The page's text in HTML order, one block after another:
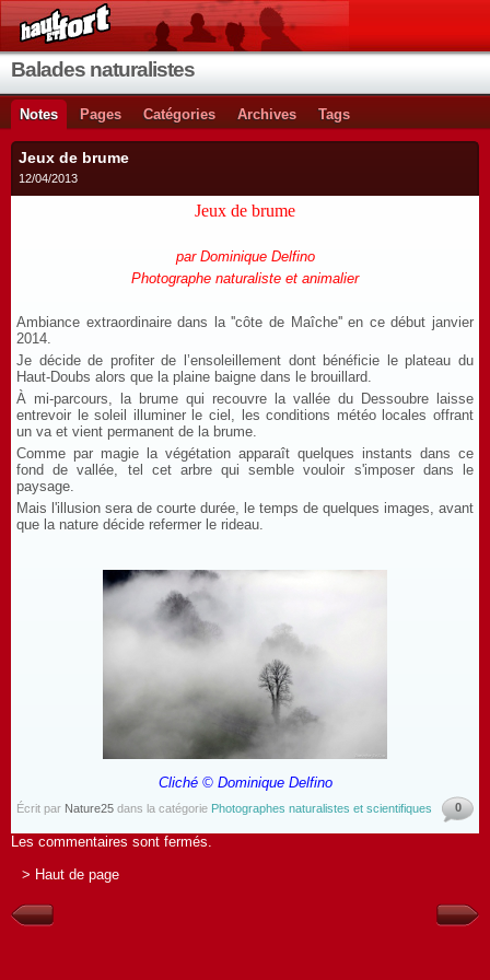
Balades naturalistes
Notes Pages Catégories Archives Tags
Jeux de brume
12/04/2013
Jeux de brume
par Dominique Delfino
Photographe naturaliste et animalier
Ambiance extraordinaire dans la ''côte de Maîche'' en ce début janvier
2014.
Je décide de profiter de l’ensoleillement dont bénéficie le plateau du
Haut-Doubs alors que la plaine baigne dans le brouillard.
À mi-parcours, la brume qui recouvre la vallée du Dessoubre laisse
entrevoir le soleil illuminer le ciel, les conditions météo locales offrant
un va et vient permanent de la brume.
Comme par magie la végétation apparaît quelques instants dans ce
fond de vallée, tel cet arbre qui semble vouloir s'imposer dans le
paysage.
Mais l'illusion sera de courte durée, le temps de quelques images, avant
que la nature décide refermer le rideau.
Cliché © Dominique Delfino
Écrit par Nature25 dans la catégorie Photographes naturalistes et scientifiques 0
Les commentaires sont fermés.
> Haut de page